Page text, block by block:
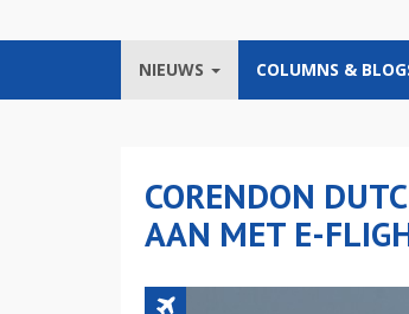
NIEUWS COLUMNS &
CORENDON
AAN MET E-